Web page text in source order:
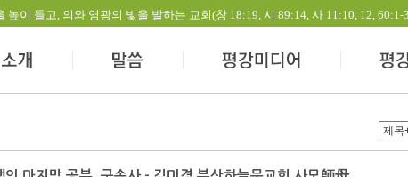
높이 들고, 의와 영광의 빛을 발하는 교회(창 18:19, 시 89:14, 사 11:10, 12, 60:1-